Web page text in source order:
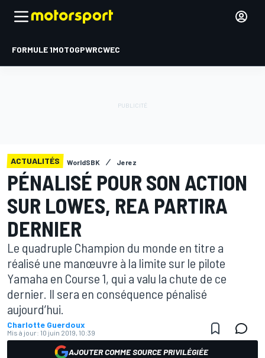
FORMULE 1MOTOGPWRCWEC
ACTUALITÉS WorldSBK Jerez
PÉNALISÉ POUR SON ACTION
SUR LOWES, REA PARTIRA
DERNIER
Le quadruple Champion du monde en titre a
réalisé une manœuvre à la limite sur le pilote
Yamaha en Course 1, qui a valu la chute de ce
dernier. Il sera en conséquence pénalisé
aujourd’hui.
Charlotte Guerdoux
Mis à jour: 10 juin 2019, 10:39
AJOUTER COMME SOURCE PRIVILÉGIÉE